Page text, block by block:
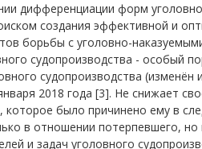
дифференциации форм
создания эффективной и
борьбы с уголовно-
судопроизводства - особый
судопроизводства (изменён
2018 года [3]. Не снижает
было причинено ему в
в отношении потерпевшего,
и задач уголовного